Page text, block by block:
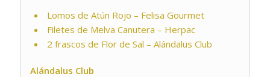
Lomos de Atún Rojo – Felisa Gourmet
Filetes de Melva Canutera – Herpac
2 frascos de Flor de Sal – Alándalus Club
Alándalus Club